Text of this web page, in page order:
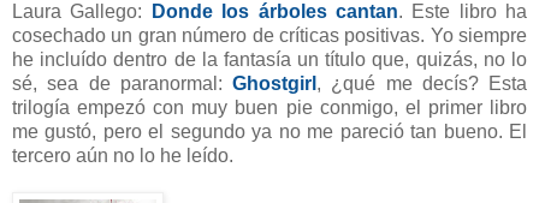
Laura Gallego:
Donde los árboles cantan. Este libro ha
cosechado un gran número de críticas positivas. Yo siempre
he incluído dentro de la fantasía un título que, quizás, no lo
sé, sea de paranormal: Ghostgirl , ¿qué me decís? Esta
trilogía empezó con muy buen pie conmigo, el primer libro
me gustó, pero el segundo ya no me pareció tan bueno. El
tercero aún no lo he leído.